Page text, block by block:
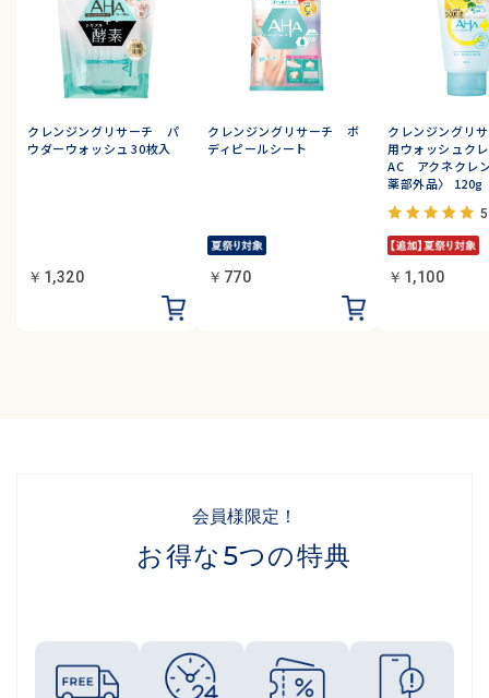
クレンジングリサーチ パ
ウダーウォッシュ 30枚入
￥1,320
クレンジングリサーチ ボ
ディピールシート
￥770
クレンジングリ
用ウォッシュク
AC アクネクレ
薬部外品〉 120g
￥1,100
会員様限定！
お得な5つの特典